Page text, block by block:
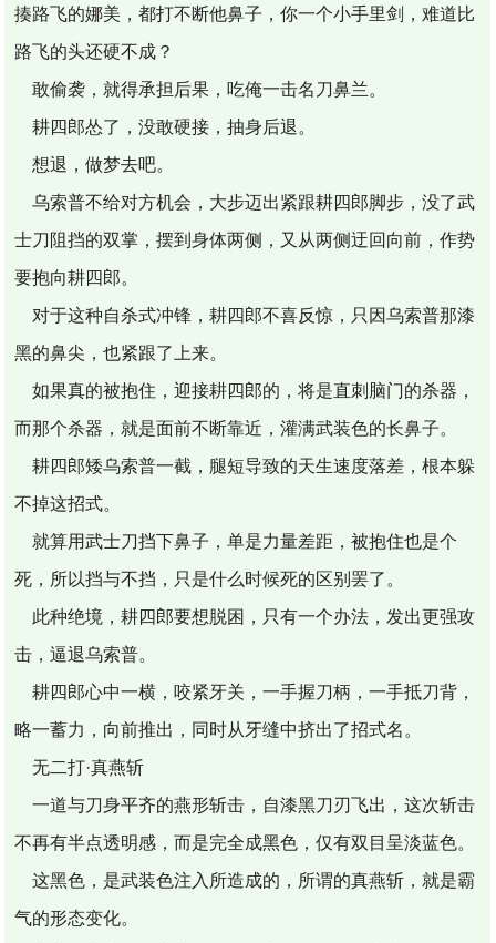
揍路飞的娜美，都打不断他鼻子，你一个小手里剑，难道比
路飞的头还硬不成？
敢偷袭，就得承担后果，吃俺一击名刀鼻兰。
耕四郎怂了，没敢硬接，抽身后退。
想退，做梦去吧。
乌索普不给对方机会，大步迈出紧跟耕四郎脚步，没了武
士刀阻挡的双掌，摆到身体两侧，又从两侧迂回向前，作势
要抱向耕四郎。
对于这种自杀式冲锋，耕四郎不喜反惊，只因乌索普那漆
黑的鼻尖，也紧跟了上来。
如果真的被抱住，迎接耕四郎的，将是直刺脑门的杀器，
而那个杀器，就是面前不断靠近，灌满武装色的长鼻子。
耕四郎矮乌索普一截，腿短导致的天生速度落差，根本躲
不掉这招式。
就算用武士刀挡下鼻子，单是力量差距，被抱住也是个
死，所以挡与不挡，只是什么时候死的区别罢了。
此种绝境，耕四郎要想脱困，只有一个办法，发出更强攻
击，逼退乌索普。
耕四郎心中一横，咬紧牙关，一手握刀柄，一手抵刀背，
略一蓄力，向前推出，同时从牙缝中挤出了招式名。
无二打·真燕斩
一道与刀身平齐的燕形斩击，自漆黑刀刃飞出，这次斩击
不再有半点透明感，而是完全成黑色，仅有双目呈淡蓝色。
这黑色，是武装色注入所造成的，所谓的真燕斩，就是霸
气的形态变化。